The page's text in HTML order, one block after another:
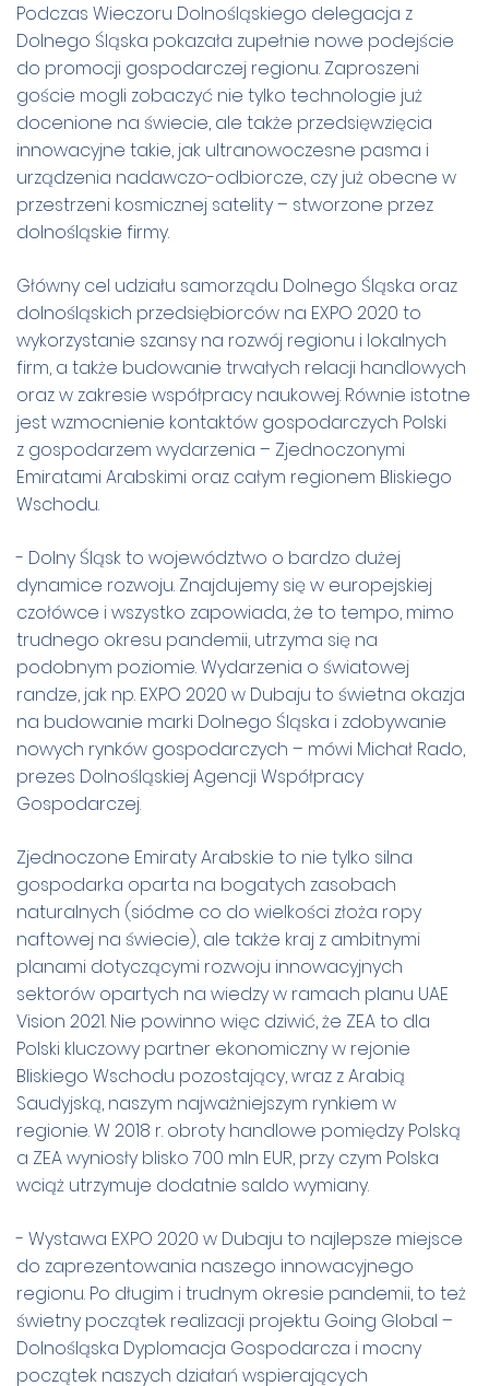
Podczas Wieczoru Dolnośląskiego delegacja z
Dolnego Śląska pokazała zupełnie nowe podejście
do promocji gospodarczej regionu. Zaproszeni
goście mogli zobaczyć nie tylko technologie już
docenione na świecie, ale także przedsięwzięcia
innowacyjne takie, jak ultranowoczesne pasma i
urządzenia nadawczo-odbiorcze, czy już obecne w
przestrzeni kosmicznej satelity – stworzone przez
dolnośląskie firmy.
Główny cel udziału samorządu Dolnego Śląska oraz
dolnośląskich przedsiębiorców na EXPO 2020 to
wykorzystanie szansy na rozwój regionu i lokalnych
firm, a także budowanie trwałych relacji handlowych
oraz w zakresie współpracy naukowej. Równie istotne
jest wzmocnienie kontaktów gospodarczych Polski
z gospodarzem wydarzenia – Zjednoczonymi
Emiratami Arabskimi oraz całym regionem Bliskiego
Wschodu.
- Dolny Śląsk to województwo o bardzo dużej
dynamice rozwoju. Znajdujemy się w europejskiej
czołówce i wszystko zapowiada, że to tempo, mimo
trudnego okresu pandemii, utrzyma się na
podobnym poziomie. Wydarzenia o światowej
randze, jak np. EXPO 2020 w Dubaju to świetna okazja
na budowanie marki Dolnego Śląska i zdobywanie
nowych rynków gospodarczych – mówi Michał Rado,
prezes Dolnośląskiej Agencji Współpracy
Gospodarczej.
Zjednoczone Emiraty Arabskie to nie tylko silna
gospodarka oparta na bogatych zasobach
naturalnych (siódme co do wielkości złoża ropy
naftowej na świecie), ale także kraj z ambitnymi
planami dotyczącymi rozwoju innowacyjnych
sektorów opartych na wiedzy w ramach planu UAE
Vision 2021. Nie powinno więc dziwić, że ZEA to dla
Polski kluczowy partner ekonomiczny w rejonie
Bliskiego Wschodu pozostający, wraz z Arabią
Saudyjską, naszym najważniejszym rynkiem w
regionie. W 2018 r. obroty handlowe pomiędzy Polską
a ZEA wyniosły blisko 700 mln EUR, przy czym Polska
wciąż utrzymuje dodatnie saldo wymiany.
- Wystawa EXPO 2020 w Dubaju to najlepsze miejsce
do zaprezentowania naszego innowacyjnego
regionu. Po długim i trudnym okresie pandemii, to też
świetny początek realizacji projektu Going Global –
Dolnośląska Dyplomacja Gospodarcza i mocny
początek naszych działań wspierających